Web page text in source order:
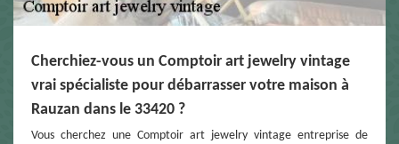
Cherchiez-vous un Comptoir art jewelry vintage
vrai spécialiste pour débarrasser votre maison à
Rauzan dans le 33420 ?
Vous cherchez une Comptoir art jewelry vintage entreprise de